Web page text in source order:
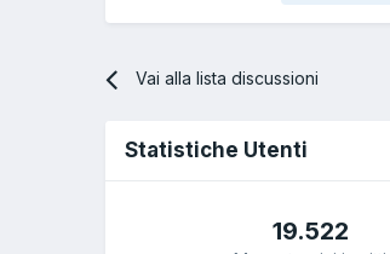
Vai alla lista discussioni
Statistiche Utenti
19.522